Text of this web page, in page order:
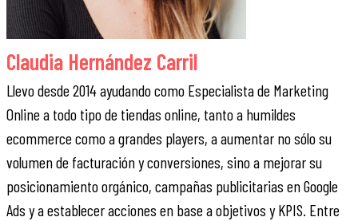
Claudia Hernández Carril
Llevo desde 2014 ayudando como Especialista de Marketing
Online a todo tipo de tiendas online, tanto a humildes
ecommerce como a grandes players, a aumentar no sólo su
volumen de facturación y conversiones, sino a mejorar su
posicionamiento orgánico, campañas publicitarias en Google
Ads y a establecer acciones en base a objetivos y KPIS. Entre